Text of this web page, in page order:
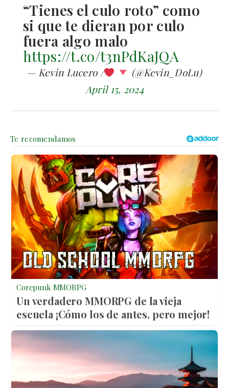
“Tienes el culo roto” como
si que te dieran por culo
fuera algo malo
https://t.co/t3nPdKaJQA
— Kevin Lucero /
(@Kevin_DoLu)
April 15, 2024
Corepunk MMORPG
Un verdadero MMORPG de la vieja
escuela ¡Cómo los de antes, pero mejor!